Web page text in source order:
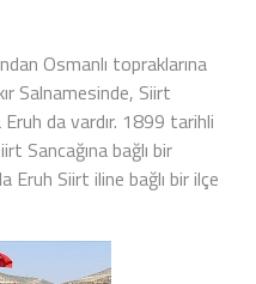
Osmanlı topraklarına
Salnamesinde, Siirt
Eruh da vardır. 1899 tarihli
Sancağına bağlı bir
Eruh Siirt iline bağlı bir ilçe